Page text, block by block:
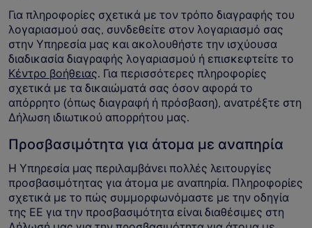
Για πληροφορίες σχετικά με τον τρόπο διαγραφής του
λογαριασμού σας, συνδεθείτε στον λογαριασμό σας
στην Υπηρεσία μας και ακολουθήστε την ισχύουσα
διαδικασία διαγραφής λογαριασμού ή επισκεφτείτε το
Κέντρο βοήθειας. Για περισσότερες πληροφορίες
σχετικά με τα δικαιώματά σας όσον αφορά το
απόρρητο (όπως διαγραφή ή πρόσβαση), ανατρέξτε στη
Δήλωση ιδιωτικού απορρήτου μας.
Προσβασιμότητα για άτομα με αναπηρία
Η Υπηρεσία μας περιλαμβάνει πολλές λειτουργίες
προσβασιμότητας για άτομα με αναπηρία. Πληροφορίες
σχετικά με το πώς συμμορφωνόμαστε με την οδηγία
της ΕΕ για την προσβασιμότητα είναι διαθέσιμες στη